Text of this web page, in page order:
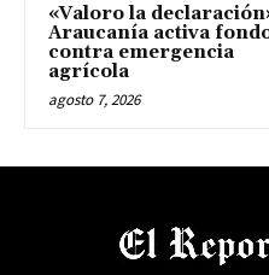
«Valoro la
Araucanía activa
contra emergencia
agrícola
agosto 7, 2026